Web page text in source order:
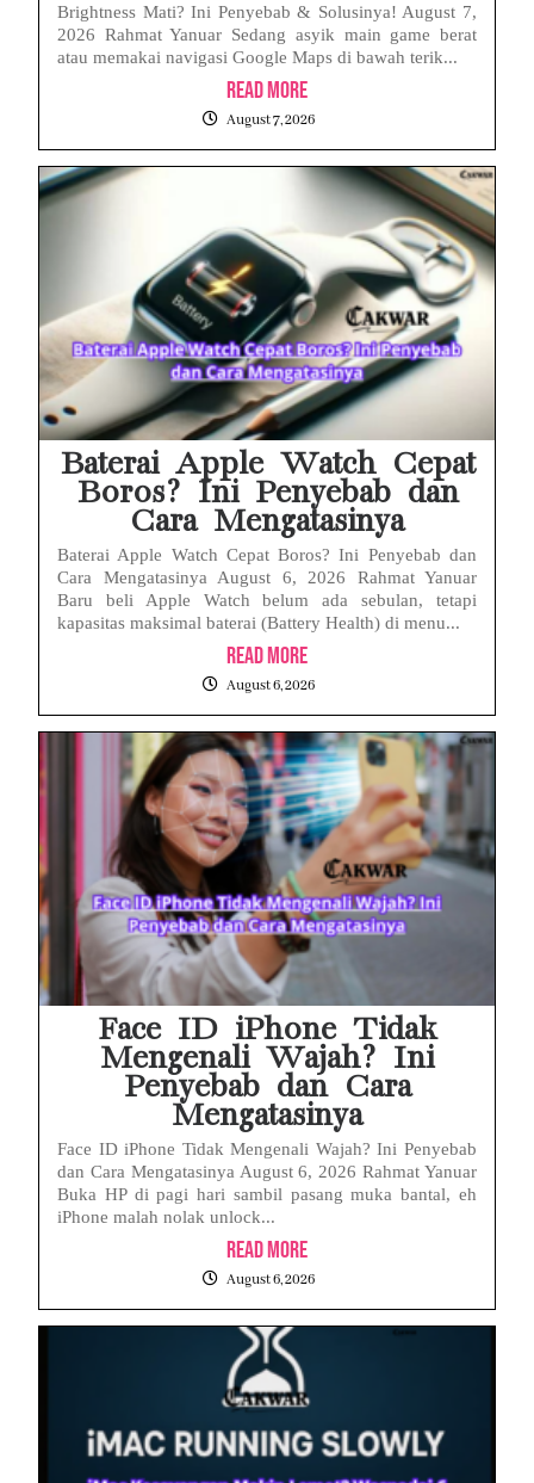
Brightness Mati? Ini Penyebab & Solusinya! August 7,
2026 Rahmat Yanuar Sedang asyik main game berat
atau memakai navigasi Google Maps di bawah terik...
Read More
August 7, 2026
Baterai Apple Watch Cepat
Boros? Ini Penyebab dan
Cara Mengatasinya
Baterai Apple Watch Cepat Boros? Ini Penyebab dan
Cara Mengatasinya August 6, 2026 Rahmat Yanuar
Baru beli Apple Watch belum ada sebulan, tetapi
kapasitas maksimal baterai (Battery Health) di menu...
Read More
August 6, 2026
Face ID iPhone Tidak
Mengenali Wajah? Ini
Penyebab dan Cara
Mengatasinya
Face ID iPhone Tidak Mengenali Wajah? Ini Penyebab
dan Cara Mengatasinya August 6, 2026 Rahmat Yanuar
Buka HP di pagi hari sambil pasang muka bantal, eh
iPhone malah nolak unlock...
Read More
August 6, 2026